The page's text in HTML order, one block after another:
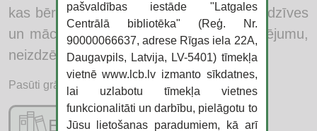
kas bērnam patīk. Tās kļūst par daļu no dzīves
un māca dzīvot tālāk ar piedzīvoto zaudējumu,
neizdzēšot tuvību un atmiņas.
Pasūti grāmatu:
E-katalogs
pašvaldības iestāde "Latgales
Centrālā bibliotēka" (Reģ. Nr.
90000066637, adrese Rīgas iela 22A,
Daugavpils, Latvija, LV-5401) tīmekļa
vietnē www.lcb.lv izmanto sīkdatnes,
lai uzlabotu tīmekļa vietnes
funkcionalitāti un darbību, pielāgotu to
Jūsu lietošanas paradumiem, kā arī